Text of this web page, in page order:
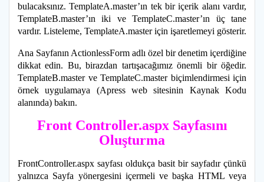
bulacaksınız. TemplateA.master’ın tek bir içerik alanı vardır,
TemplateB.master’ın iki ve TemplateC.master’ın üç tane
vardır. Listeleme, TemplateA.master için işaretlemeyi gösterir.
Ana Sayfanın ActionlessForm adlı özel bir denetim içerdiğine
dikkat edin. Bu, birazdan tartışacağımız önemli bir öğedir.
TemplateB.master ve TemplateC.master biçimlendirmesi için
örnek uygulamaya (Apress web sitesinin Kaynak Kodu
alanında) bakın.
Front Controller.aspx Sayfasını
Oluşturma
FrontController.aspx sayfası oldukça basit bir sayfadır çünkü
yalnızca Sayfa yönergesini içermeli ve başka HTML veya